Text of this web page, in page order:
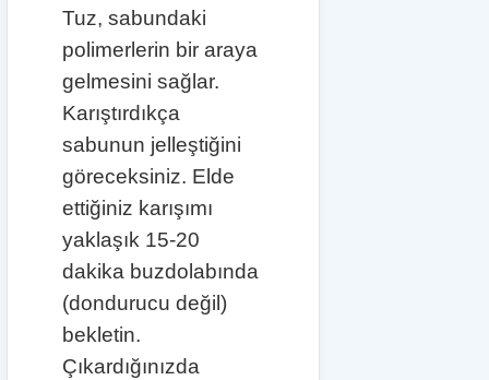
Tuz, sabundaki
polimerlerin bir araya
gelmesini sağlar.
Karıştırdıkça
sabunun jelleştiğini
göreceksiniz. Elde
ettiğiniz karışımı
yaklaşık 15-20
dakika buzdolabında
(dondurucu değil)
bekletin.
Çıkardığınızda